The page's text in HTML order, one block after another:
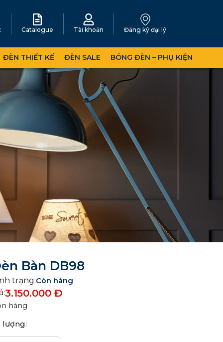
Catalogue Tài khoản Đăng ký đại lý
ĐÈN THIẾT KẾ ĐÈN SALE BÓNG ĐÈN – PHỤ KIỆN
Bàn DB98
trạng:Còn hàng
3.150.000Đ
hàng
lượng: